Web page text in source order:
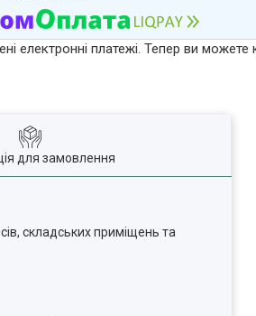
електронні платежі. Тепер ви
для замовлення
складських приміщень та